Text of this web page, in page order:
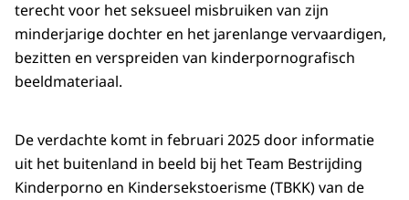
terecht voor het seksueel misbruiken van zijn
minderjarige dochter en het jarenlange vervaardigen,
bezitten en verspreiden van kinderpornografisch
beeldmateriaal.
De verdachte komt in februari 2025 door informatie
uit het buitenland in beeld bij het Team Bestrijding
Kinderporno en Kindersekstoerisme (TBKK) van de